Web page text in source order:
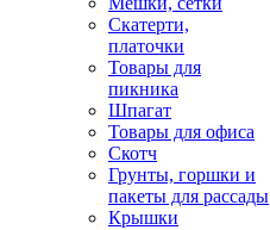
Скатерти,
платочки
Товары для
пикника
Шпагат
Товары для офиса
Скотч
Грунты, горшки и
пакеты для рассады
Крышки